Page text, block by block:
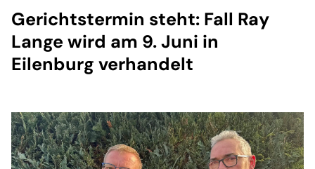
Gerichtstermin steht: Fall Ray
Lange wird am 9. Juni in
Eilenburg verhandelt